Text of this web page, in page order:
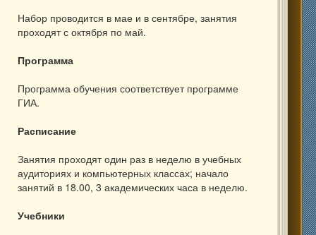
Набор проводится в мае и в сентябре, занятия
проходят с октября по май.
Программа
Программа обучения соответствует программе
ГИА.
Расписание
Занятия проходят один раз в неделю в учебных
аудиториях и компьютерных классах; начало
занятий в 18.00, 3 академических часа в неделю.
Учебники